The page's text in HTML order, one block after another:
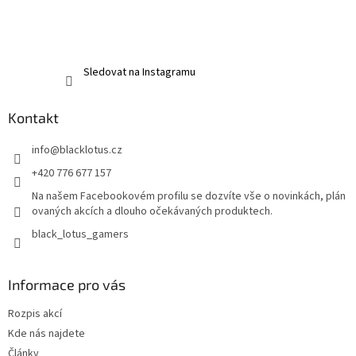
Sledovat na Instagramu
Kontakt
info@blacklotus.cz
+420 776 677 157
Na našem Facebookovém profilu se dozvíte vše o novinkách, plán
ovaných akcích a dlouho očekávaných produktech.
black_lotus_gamers
Informace pro vás
Rozpis akcí
Kde nás najdete